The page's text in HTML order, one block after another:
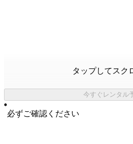
タップしてスク
今すぐレンタル
必ずご確認ください